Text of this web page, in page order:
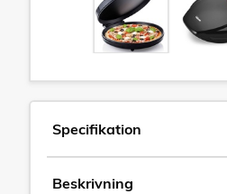
Specifikation
Beskrivning